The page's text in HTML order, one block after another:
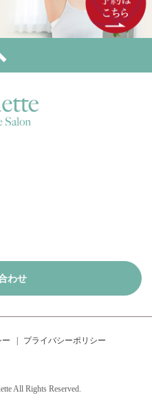
わせ
ー プライバシーポリシー
All Rights Reserved.